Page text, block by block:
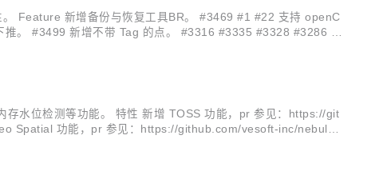
Feature 新增备份与恢复工具BR。 #3469 #1 #22 支持 openC
。 #3499 新增不带 Tag 的点。 #3316 #3335 #3328 #3286 新
存水位检测等功能。 特性 新增 TOSS 功能，pr 参见：https://git
Spatial 功能，pr 参见：https://github.com/vesoft-inc/nebula/p